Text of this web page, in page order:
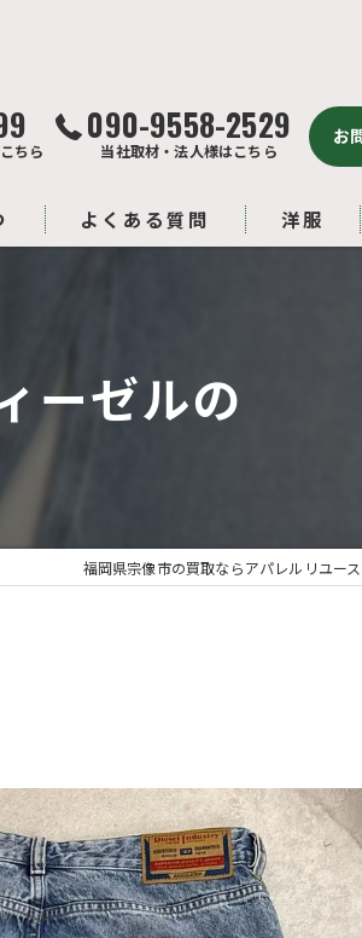
ちら
090-9558-2529
当社取材・法人様はこちら
お
よくある質問 洋服
ーゼルの
福岡県宗像市の買取ならアパレルリユース